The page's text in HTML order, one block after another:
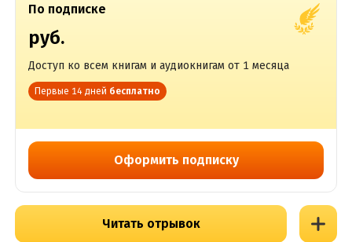
По подписке
руб.
Доступ ко всем книгам и аудиокнигам от 1 месяца
Первые 14 дней бесплатно
Оформить подписку
Читать отрывок